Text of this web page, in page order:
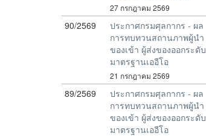
27 กรกฎาคม 2569
90/2569
ประกาศกรมศุลกากร - ผล
การทบทวนสถานภาพผู้นำ
ของเข้า ผู้ส่งของออกระดับ
มาตรฐานเออีโอ
21 กรกฎาคม 2569
89/2569
ประกาศกรมศุลกากร - ผล
การทบทวนสถานภาพผู้นำ
ของเข้า ผู้ส่งของออกระดับ
มาตรฐานเออีโอ